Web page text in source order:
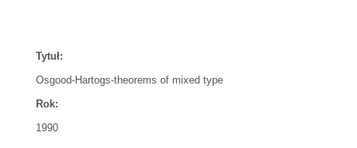
Tytuł:
Osgood-Hartogs-theorems of mixed type
Rok:
1990